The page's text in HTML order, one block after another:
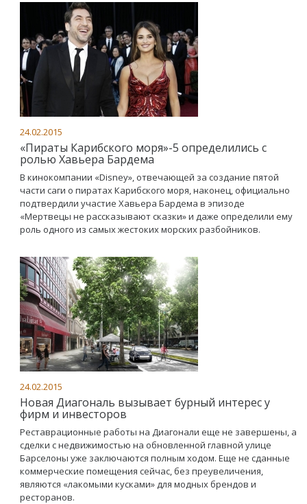
24.02.2015
«Пираты Карибского моря»-5 определились с
ролью Хавьера Бардема
В кинокомпании «Disney», отвечающей за создание пятой
части саги о пиратах Карибского моря, наконец, официально
подтвердили участие Хавьера Бардема в эпизоде
«Мертвецы не рассказывают сказки» и даже определили ему
роль одного из самых жестоких морских разбойников.
24.02.2015
Новая Диагональ вызывает бурный интерес у
фирм и инвесторов
Реставрационные работы на Диагонали еще не завершены, а
сделки с недвижимостью на обновленной главной улице
Барселоны уже заключаются полным ходом. Еще не сданные
коммерческие помещения сейчас, без преувеличения,
являются «лакомыми кусками» для модных брендов и
ресторанов.